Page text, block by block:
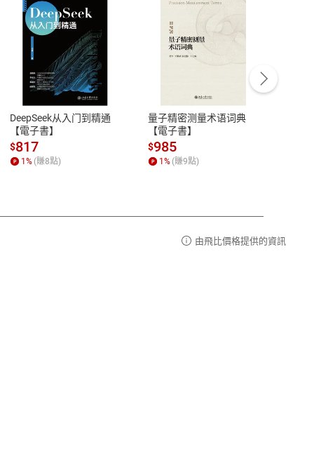
性
參
客服資訊
服務時間：週一到週五 10:00-12:00、
13:00-17:00 (國定假日及例假日休息)
客服電話：0080-1857077
DeepSeek从入门到精通
【電子書】
$817
1% (賺8點)
量子精密测量术语词典
【電子書】
$985
1% (賺9點)
由飛比價格提供的資訊